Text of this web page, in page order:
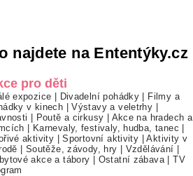
najdete na Ententýky.cz
pro děti
expozice | Divadelní pohádky | Filmy a
v kinech |Výstavy a veletrhy |
| Poutě a cirkusy | Akce na hradech a
| Karnevaly, festivaly, hudba, tanec |
aktivity |Sportovní aktivity |Aktivity v
| Soutěže, závody, hry | Vzdělávání |
akce a tábory | Ostatní zábava |TV